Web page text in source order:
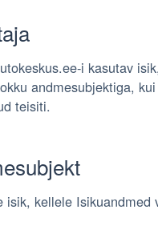
i kasutav
andmesubjektiga,
teisiti.
isik, kellele Isikuandmed